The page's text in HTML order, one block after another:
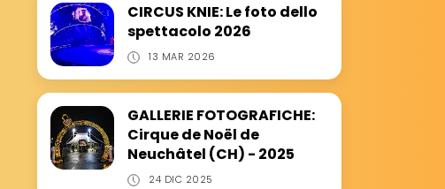
CIRCUS KNIE: Le foto dello
spettacolo 2026
13 MAR 2026
GALLERIE FOTOGRAFICHE:
Cirque de Noël de
Neuchâtel (CH) - 2025
24 DIC 2025